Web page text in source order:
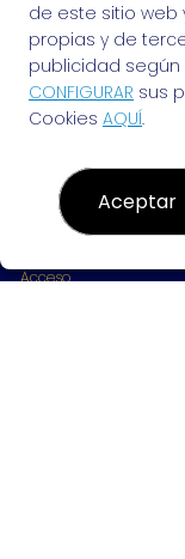
EL VENDEDOR DE
¿Quiénes somos?
Resultados
Contacto
Empresas
Acceso
de este sitio web
propias y de
publicidad según
CONFIGURAR sus
Cookies AQUÍ.
Aceptar